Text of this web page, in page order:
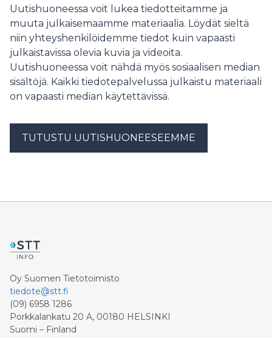
Uutishuoneessa voit lukea tiedotteitamme ja
muuta julkaisemaamme materiaalia. Löydät sieltä
niin yhteyshenkilöidemme tiedot kuin vapaasti
julkaistavissa olevia kuvia ja videoita.
Uutishuoneessa voit nähdä myös sosiaalisen median
sisältöjä. Kaikki tiedotepalvelussa julkaistu materiaali
on vapaasti median käytettävissä.
TUTUSTU UUTISHUONEESEEMME
Oy Suomen Tietotoimisto
tiedote@stt.fi
(09) 6958 1286
Porkkalankatu 20 A, 00180 HELSINKI
Suomi – Finland